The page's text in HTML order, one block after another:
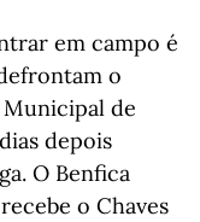
em campo é
o
Municipal de
depois
O Benfica
o Chaves